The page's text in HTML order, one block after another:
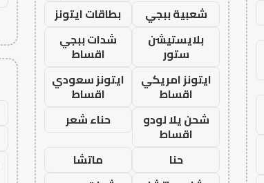
شعبية ببجي
بطاقات ايتونز
بلايستيشن
ستور
شدات ببجي
اقساط
ايتونز امريكي
اقساط
ايتونز سعودي
اقساط
شحن يلا لودو
اقساط
حناء شعر
حنا
ماتشا